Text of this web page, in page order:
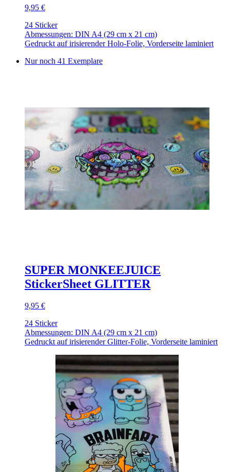
9,95 €
24 Sticker
Abmessungen: DIN A4 (29 cm x 21 cm)
Gedruckt auf irisierender Holo-Folie, Vorderseite laminiert
Nur noch 41 Exemplare
SUPER MONKEEJUICE
StickerSheet GLITTER
9,95 €
24 Sticker
Abmessungen: DIN A4 (29 cm x 21 cm)
Gedruckt auf irisierender Glitter-Folie, Vorderseite laminiert